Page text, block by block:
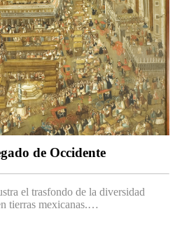
de Occidente
el trasfondo de la diversidad
tierras mexicanas.…